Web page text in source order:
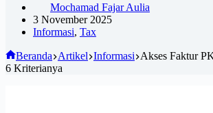
Mochamad Fajar Aulia
3 November 2025
Informasi, Tax
Beranda Artikel Informasi Akses Faktur
6 Kriterianya